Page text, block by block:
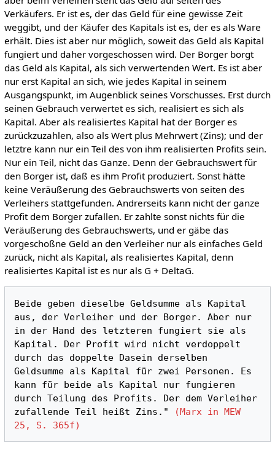
Verkäufers. Er ist es, der das Geld für eine gewisse Zeit
weggibt, und der Käufer des Kapitals ist es, der es als Ware
erhält. Dies ist aber nur möglich, soweit das Geld als Kapital
fungiert und daher vorgeschossen wird. Der Borger borgt
das Geld als Kapital, als sich verwertenden Wert. Es ist aber
nur erst Kapital an sich, wie jedes Kapital in seinem
Ausgangspunkt, im Augenblick seines Vorschusses. Erst durch
seinen Gebrauch verwertet es sich, realisiert es sich als
Kapital. Aber als realisiertes Kapital hat der Borger es
zurückzuzahlen, also als Wert plus Mehrwert (Zins); und der
letztre kann nur ein Teil des von ihm realisierten Profits sein.
Nur ein Teil, nicht das Ganze. Denn der Gebrauchswert für
den Borger ist, daß es ihm Profit produziert. Sonst hätte
keine Veräußerung des Gebrauchswerts von seiten des
Verleihers stattgefunden. Andrerseits kann nicht der ganze
Profit dem Borger zufallen. Er zahlte sonst nichts für die
Veräußerung des Gebrauchswerts, und er gäbe das
vorgeschoßne Geld an den Verleiher nur als einfaches Geld
zurück, nicht als Kapital, als realisiertes Kapital, denn
realisiertes Kapital ist es nur als G + DeltaG.
Beide geben dieselbe Geldsumme als Kapital
aus, der Verleiher und der Borger. Aber nur
in der Hand des letzteren fungiert sie als
Kapital. Der Profit wird nicht verdoppelt
durch das doppelte Dasein derselben
Geldsumme als Kapital für zwei Personen. Es
kann für beide als Kapital nur fungieren
durch Teilung des Profits. Der dem Verleiher
zufallende Teil heißt Zins."
(Marx in MEW
25, S. 365f)